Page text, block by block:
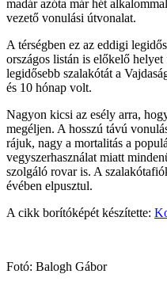
madár azóta már hét
vezető vonulási útvonalat.
A térségben ez az eddigi
országos listán is előkelő
legidősebb szalakótát a
és 10 hónap volt.
Nagyon kicsi az esély arra,
megéljen. A hosszú távú
rájuk, nagy a mortalitás a
vegyszerhasználat miatt
szolgáló rovar is. A
évében elpusztul.
A cikk borítóképét készítette:
Fotó: Balogh Gábor